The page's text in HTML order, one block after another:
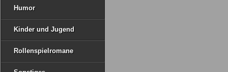
Humor
Kinder und Jugend
Rollenspielromane